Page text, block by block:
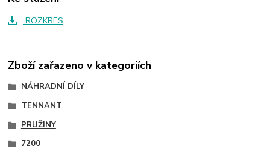
ROZKRES
Zboží zařazeno v kategoriích
NÁHRADNÍ DÍLY
TENNANT
PRUŽINY
7200